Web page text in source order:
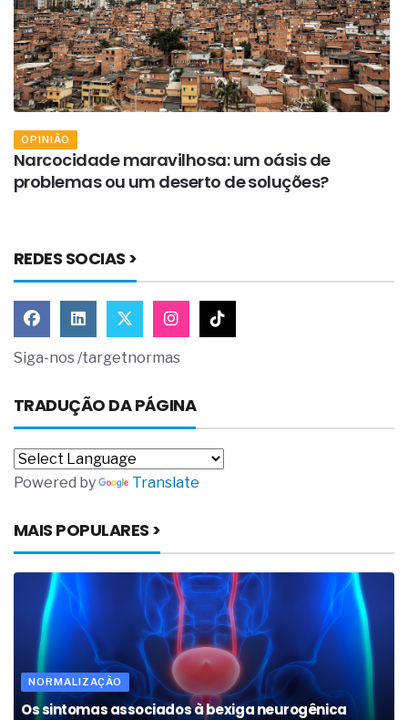
OPINIÃO
Narcocidade maravilhosa: um oásis de
problemas ou um deserto de soluções?
REDES SOCIAS >
Siga-nos /targetnormas
TRADUÇÃO DA PÁGINA
Powered by Translate
MAIS POPULARES >
NORMALIZAÇÃO
Os sintomas associados à bexiga neurogênica